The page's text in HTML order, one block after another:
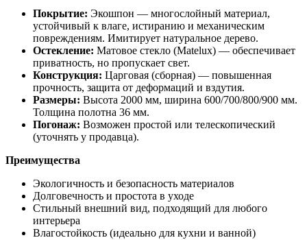
Покрытие: Экошпон — многослойный материал,
устойчивый к влаге, истиранию и механическим
повреждениям. Имитирует натуральное дерево.
Остекление: Матовое стекло (Matelux) — обеспечивает
приватность, но пропускает свет.
Конструкция: Царговая (сборная) — повышенная
прочность, защита от деформаций и вздутия.
Размеры: Высота 2000 мм, ширина 600/700/800/900 мм.
Толщина полотна 36 мм.
Погонаж: Возможен простой или телескопический
(уточнять у продавца).
Преимущества
Экологичность и безопасность материалов
Долговечность и простота в уходе
Стильный внешний вид, подходящий для любого
интерьера
Влагостойкость (идеально для кухни и ванной)